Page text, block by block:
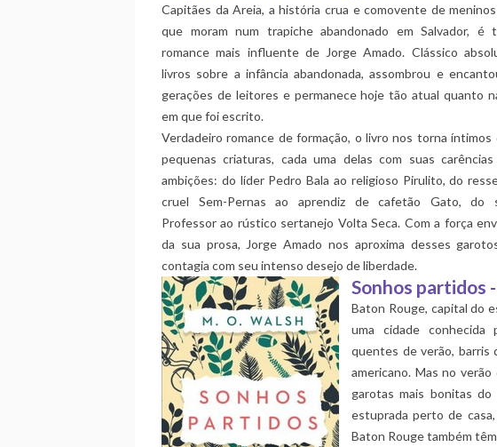
Capitães da Areia, a história crua e comovente de
que moram num trapiche abandonado em Salvador, é
romance mais influente de Jorge Amado. Clássico
livros sobre a infância abandonada, assombrou e
gerações de leitores e permanece hoje tão atual quanto
em que foi escrito.
Verdadeiro romance de formação, o livro nos torna íntimos
pequenas criaturas, cada uma delas com suas
ambições: do líder Pedro Bala ao religioso Pirulito, do
cruel Sem-Pernas ao aprendiz de cafetão Gato, do
Professor ao rústico sertanejo Volta Seca. Com a força
da sua prosa, Jorge Amado nos aproxima desses
contagia com seu intenso desejo de liberdade.
Sonhos partidos
Baton Rouge, capital do
uma cidade conhecida
quentes de verão, barris
americano. Mas no
garotas mais bonitas
estuprada perto de
Baton Rouge também